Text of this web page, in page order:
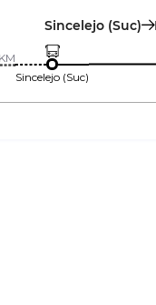
Sincelejo (Suc)
KM
Sincelejo (Suc)